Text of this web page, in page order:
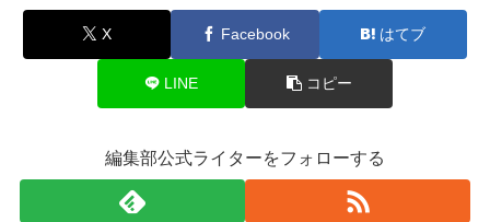
X Facebook はてブ
LINE コピー
編集部公式ライターをフォローする